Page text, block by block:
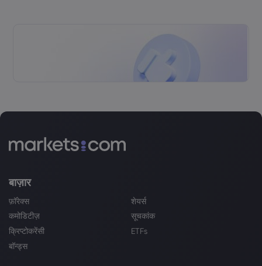
बाज़ार
फ़ॉरेक्स
शेयर्स
कमोडिटीज़
सूचकांक
क्रिप्टोकरेंसी
ETFs
बॉन्ड्स